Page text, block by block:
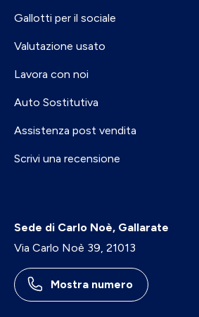
Gallotti per il sociale
Valutazione usato
Lavora con noi
Auto Sostitutiva
Assistenza post vendita
Scrivi una recensione
Sede di Carlo Noè, Gallarate
Via Carlo Noè 39, 21013
Mostra numero